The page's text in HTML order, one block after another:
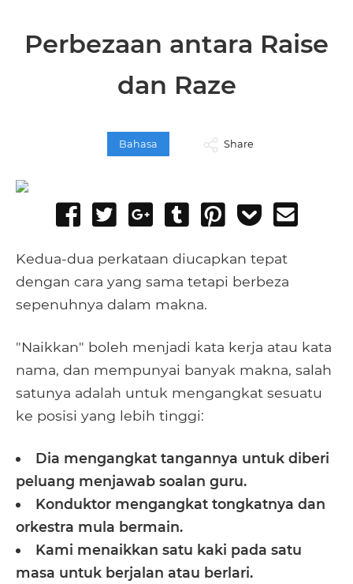
Perbezaan antara Raise
dan Raze
Bahasa Share
Share
Facebook
Tweet
Share
Google+
Post
Tumblr
Pin
Add
Pocket
Kedua-dua perkataan diucapkan tepat
dengan cara yang sama tetapi berbeza
sepenuhnya dalam makna.
"Naikkan" boleh menjadi kata kerja atau kata
nama, dan mempunyai banyak makna, salah
satunya adalah untuk mengangkat sesuatu
ke posisi yang lebih tinggi:
Dia mengangkat tangannya untuk diberi
peluang menjawab soalan guru.
Konduktor mengangkat tongkatnya dan
orkestra mula bermain.
Kami menaikkan satu kaki pada satu
masa untuk berjalan atau berlari.